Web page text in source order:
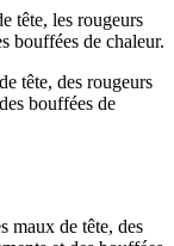
tête, les rougeurs
bouffées de chaleur.
tête, des rougeurs
bouffées de
maux de tête, des